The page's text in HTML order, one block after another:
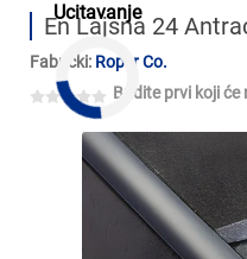
Ucitavanje
En Lajsna 24
Fabrički: Roper Co.
Budite prvi koji